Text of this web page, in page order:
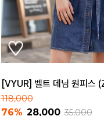
[VYUR] 벨트 데님 원피스
118,000
76% 28,000 35,000